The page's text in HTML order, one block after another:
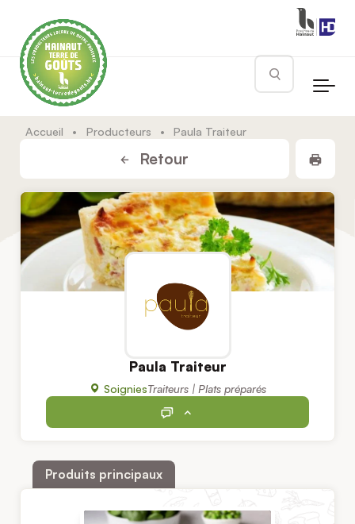
Rechercher
Accueil • Producteurs • Paula Traiteur
Retour
Paula Traiteur
SoigniesTraiteurs | Plats préparés
Produits principaux